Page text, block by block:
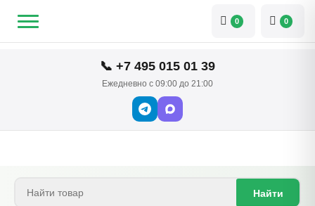
📞 +7 495 015 01 39
Ежедневно с 09:00 до 21:00
0 0
Найти